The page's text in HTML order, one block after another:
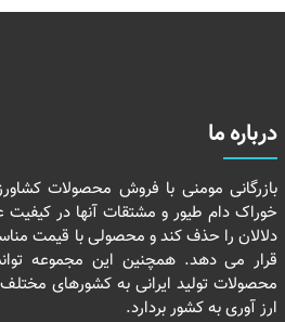
درباره ما
بازرگانی مومنی با فروش محصولات
خوراک دام طیور و مشتقات آنها در کیفیت
دلالان را حذف کند و محصولی با قیمت
قرار می دهد. همچنین این مجموعه
محصولات تولید ایرانی به کشورهای
ارز آوری به کشور بردارد.